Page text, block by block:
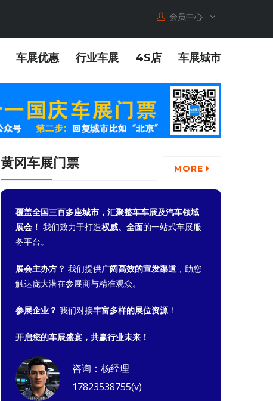
会员中心
车展优惠 行业车展 4S店 车展城市
黄冈车展门票 MORE
覆盖全国三百多座城市，汇聚整车车展及汽车领域
展会！ 我们致力于打造权威、全面的一站式车展服
务平台。
展会主办方？ 我们提供广阔高效的宣发渠道 ，助您
触达庞大潜在参展商与精准观众。
参展企业？ 我们对接丰富多样的展位资源！
开启您的车展盛宴，共赢行业未来！
咨询：杨经理
17823538755(v)